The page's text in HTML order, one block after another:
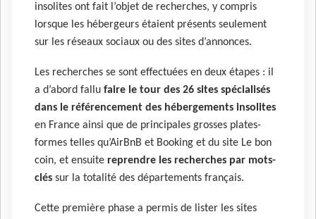
insolites ont fait l’objet de recherches, y compris
lorsque les hébergeurs étaient présents seulement
sur les réseaux sociaux ou des sites d’annonces.
Les recherches se sont effectuées en deux étapes : il
a d’abord fallu faire le tour des 26 sites spécialisés
dans le référencement des hébergements insolites
en France ainsi que de principales grosses plates-
formes telles qu’AirBnB et Booking et du site Le bon
coin, et ensuite reprendre les recherches par mots-
clés sur la totalité des départements français.
Cette première phase a permis de lister les sites